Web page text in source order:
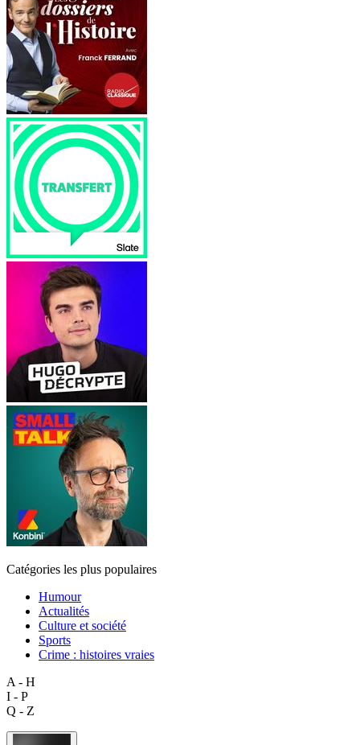
Catégories les plus populaires
Humour
Actualités
Culture et société
Sports
Crime : histoires vraies
A - H
I - P
Q - Z